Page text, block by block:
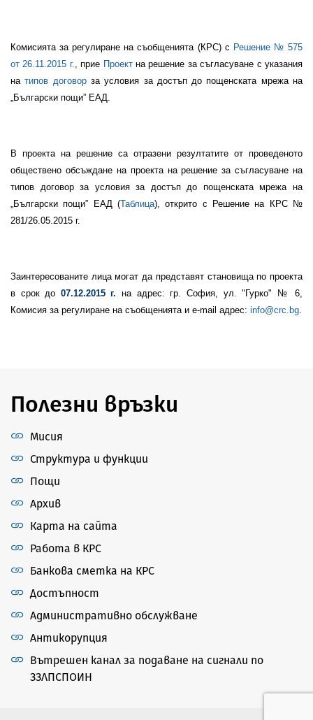
Комисията за регулиране на съобщенията (КРС) с Решение № 575
от 26.11.2015 г.
, прие Проектна решение за съгласуване с указания
натипов договорза условия за достъп до пощенската мрежа на
„Български пощи” ЕАД.
В проекта на решение са отразени резултатите от проведеното
обществено обсъждане на проекта на решение за съгласуване на
типов договор за условия за достъп до пощенската мрежа на
„Български пощи” ЕАД (Таблица), открито с Решение на КРС №
281/26.05.2015 г.
Заинтересованите лица могат да представят становища по проекта
в срок до 07.12.2015 г. на адрес: гр. София, ул. "Гурко" № 6,
Комисия за регулиране на съобщенията и e-mail адрес: info@crc.bg
Полезни връзки
Мисия
Структура и функции
Пощи
Архив
Карта на сайта
Работа в КРС
Банкова сметка на КРС
Достъпност
Административно обслужване
Антикорупция
Вътрешен канал за подаване на сигнали по
ЗЗЛПСПОИН